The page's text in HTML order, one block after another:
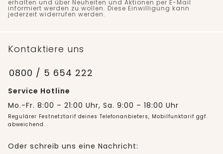
erhalten und über Neuheiten und Aktionen per E-Mail
informiert werden zu wollen. Diese Einwilligung kann
jederzeit widerrufen werden.
Kontaktiere uns
0800 / 5 654 222
Service Hotline
Mo.-Fr. 8:00 – 21:00 Uhr, Sa. 9:00 – 18:00 Uhr
Regulärer Festnetztarif deines Telefonanbieters, Mobilfunktarif ggf.
abweichend.
Oder schreib uns eine Nachricht: